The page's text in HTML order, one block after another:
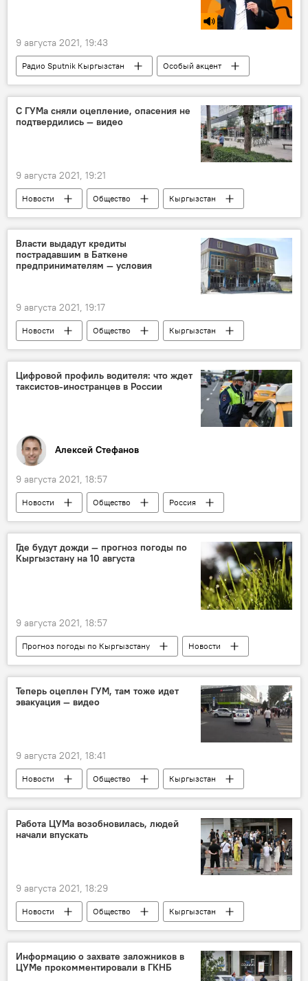
9 августа 2021, 19:43
Радио Sputnik Кыргызстан
Особый акцент
договор
расписка
долг
суд
оспаривание
Общество
Кыргызстан
Юридическая консультация с Владимиром Плужником
С ГУМа сняли оцепление, опасения не
подтвердились — видео
9 августа 2021, 19:21
Новости Общество
Кыргызстан
Происшествия
Бишкек
ГУМ
Власти выдадут кредиты
пострадавшим в Баткене
предпринимателям — условия
9 августа 2021, 19:17
Новости Общество
Кыргызстан
экономика
Баткенская область
конфликт
предприниматель
помощь
кредит
Цифровой профиль водителя: что ждет
таксистов-иностранцев в России
Алексей Стефанов
9 августа 2021, 18:57
Новости Общество
Россия
В мире
Кыргызстан
Москва
такси
миграция
Где будут дожди — прогноз погоды по
Кыргызстану на 10 августа
9 августа 2021, 18:57
Прогноз погоды по Кыргызстану
Новости
Общество
Кыргызстан
прогноз погоды
Теперь оцеплен ГУМ, там тоже идет
эвакуация — видео
9 августа 2021, 18:41
Новости Общество
Кыргызстан
Происшествия
Бишкек
оцепление
эвакуация
Работа ЦУМа возобновилась, людей
начали впускать
9 августа 2021, 18:29
Новости Общество
Кыргызстан
Происшествия
Бишкек
ЦУМ
возобновление
Информацию о захвате заложников в
ЦУМе прокомментировали в ГКНБ